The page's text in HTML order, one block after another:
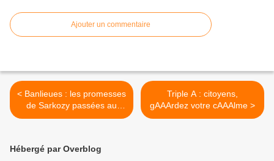
Ajouter un commentaire
< Banlieues : les promesses
de Sarkozy passées au
Kärcher
Triple A : citoyens,
gAAArdez votre cAAAlme >
Hébergé par Overblog